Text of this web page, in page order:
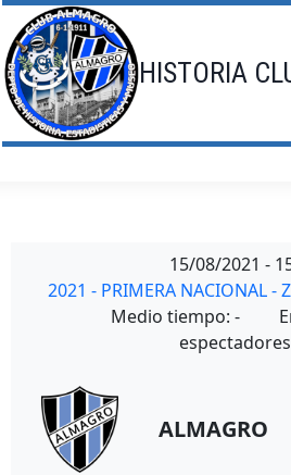
Saltar
al
contenido
HISTORIA
15/08/2021 -
2021 - PRIMERA NACIONAL -
Medio tiempo: -
espectadores
ALMAGRO